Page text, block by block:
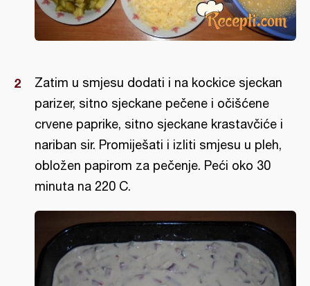
Zatim u smjesu dodati i na kockice sjeckan
parizer, sitno sjeckane pečene i očišćene
crvene paprike, sitno sjeckane krastavčiće i
nariban sir. Promiješati i izliti smjesu u pleh,
obložen papirom za pečenje. Peći oko 30
minuta na 220 C.